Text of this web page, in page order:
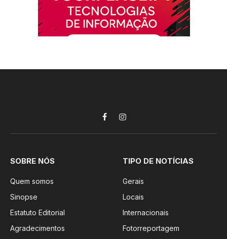
FacebookInstagram
SOBRE NÓS
Quem somos
Sinopse
Estatuto Editorial
Agradecimentos
TIPO DE NOTÍCIAS
Gerais
Locais
Internacionais
Fotorreportagem